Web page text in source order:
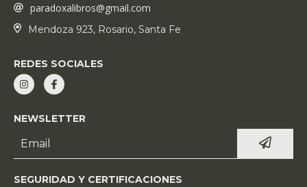
paradoxalibros@gmail.com
Mendoza 923, Rosario, Santa Fe
REDES SOCIALES
NEWSLETTER
SEGURIDAD Y CERTIFICACIONES